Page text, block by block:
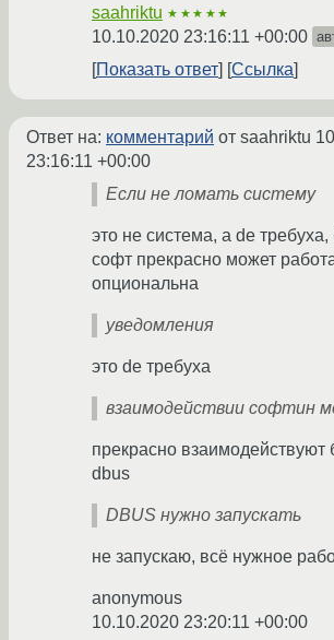
saahriktu ★★★★★
10.10.2020 23:16:11 +00:00
Показать ответ Ссылка
Ответ на: комментарий от saahriktu
23:16:11 +00:00
Если не ломать систему
это не система, а de требуха,
софт прекрасно может
опциональна
уведомления
это de требуха
взаимодействии софтин
прекрасно взаимодействуют
dbus
DBUS нужно запускать
не запускаю, всё нужное
anonymous
10.10.2020 23:20:11 +00:00